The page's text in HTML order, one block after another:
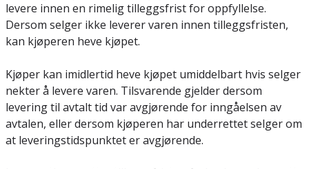
levere innen en rimelig tilleggsfrist for oppfyllelse.
Dersom selger ikke leverer varen innen tilleggsfristen,
kan kjøperen heve kjøpet.
Kjøper kan imidlertid heve kjøpet umiddelbart hvis selger
nekter å levere varen. Tilsvarende gjelder dersom
levering til avtalt tid var avgjørende for inngåelsen av
avtalen, eller dersom kjøperen har underrettet selger om
at leveringstidspunktet er avgjørende.